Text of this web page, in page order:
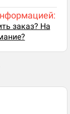
заказ? На